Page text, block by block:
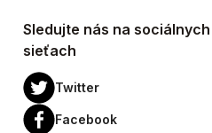
Sledujte nás na sociálnych
sieťach
Twitter
Facebook